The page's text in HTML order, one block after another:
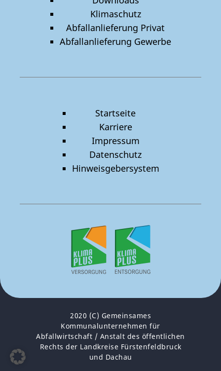
Klimaschutz
Abfallanlieferung Privat
Abfallanlieferung Gewerbe
Startseite
Karriere
Impressum
Datenschutz
Hinweisgebersystem
2020 (C) Gemeinsames
Kommunalunternehmen für
Abfallwirtschaft / Anstalt des öffentlichen
Rechts der Landkreise Fürstenfeldbruck
und Dachau